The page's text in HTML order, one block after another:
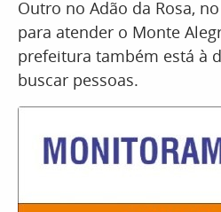
Outro no Adão da Rosa,
para atender o Monte
prefeitura também está à
buscar pessoas.